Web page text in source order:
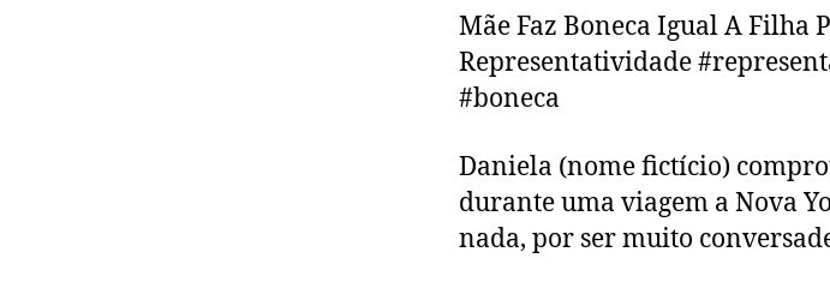
Mãe Faz Boneca Igual A Filha
Representatividade
#boneca
Daniela (nome fictício)
durante uma viagem a Nova
nada, por ser muito